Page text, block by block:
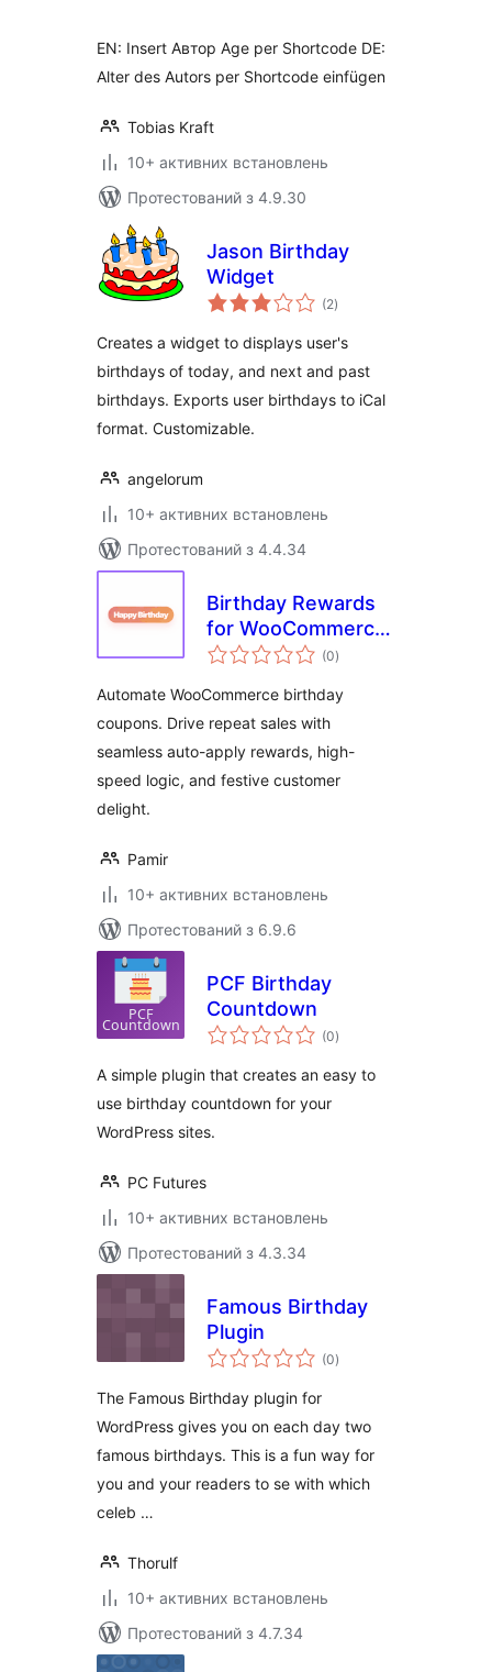
EN: Insert Автор Age per Shortcode DE:
Alter des Autors per Shortcode einfügen
Tobias Kraft
10+ активних встановлень
Протестований з 4.9.30
Jason Birthday
Widget
(2загальний
рейтинг
)
Creates a widget to displays user's
birthdays of today, and next and past
birthdays. Exports user birthdays to iCal
format. Customizable.
angelorum
10+ активних встановлень
Протестований з 4.4.34
Birthday Rewards
for WooCommerce
– NeoLite Birthday
(0загальний
рейтинг
)
Automate WooCommerce birthday
coupons. Drive repeat sales with
seamless auto-apply rewards, high-
speed logic, and festive customer
delight.
Pamir
10+ активних встановлень
Протестований з 6.9.6
PCF Birthday
Countdown
(0загальний
рейтинг
)
A simple plugin that creates an easy to
use birthday countdown for your
WordPress sites.
PC Futures
10+ активних встановлень
Протестований з 4.3.34
Famous Birthday
Plugin
(0загальний
рейтинг
)
The Famous Birthday plugin for
WordPress gives you on each day two
famous birthdays. This is a fun way for
you and your readers to se with which
celeb …
Thorulf
10+ активних встановлень
Протестований з 4.7.34